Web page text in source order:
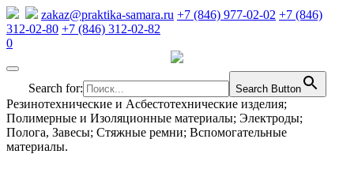
zakaz@praktika-samara.ru +7 (846) 977-02-02 +7 (846)
312-02-80 +7 (846) 312-02-82
0
Search for: Search Button
Резинотехнические и Асбестотехнические изделия;
Полимерные и Изоляционные материалы; Электроды;
Полога, Завесы; Стяжные ремни; Вспомогательные
материалы.